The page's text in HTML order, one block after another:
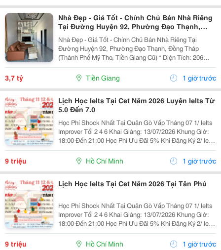
Nhà Đẹp - Giá Tốt - Chính Chủ Bán Nhà Riêng
Tại Đường Huyện 92, Phường Đạo Thạnh,
Đồng Tháp
Nhà Đẹp - Giá Tốt - Chính Chủ Bán Nhà Riêng Tại
Đường Huyện 92, Phường Đạo Thạnh, Đồng Tháp
(Thành Phố Mỹ Tho, Tiền Giang Cũ) * Diện Tích: 206
M&Sup2; * Giá Bán: 3,7 Tỷ (Có Thương Lượng). * Kết
Cấu: Nhà Xây 1 Tầng, 3Pn, 2Wc Phù Hợp Cho Gia...
3,7 tỷ Tiền Giang 1 giờ trước
Lịch Học Ielts Tại Cet Năm 2026 Luyện Ielts Từ
5.0 Đến 7.0
Học Phí Shock Nhất Tại Quận Gò Vấp Tháng 07 1/ Ielts
Improver Tối 2 4 6 Khai Giảng: 13/07/2026 Khung Giờ:
18:00 Đến 21:00 Học Phí Ưu Đãi 5% Khi Đăng Ký 2/ Ielts
Basic Tối 3 5 7 Khai Giảng: 07//07/2026 Khung Giờ:
18:00 Đến 21:00 ...
9 triệu Hồ Chí Minh 1 giờ trước
Lịch Học Ielts Tại Cet Năm 2026 Tại Tân Phú
Học Phí Shock Nhất Tại Quận Gò Vấp Tháng 07 1/ Ielts
Improver Tối 2 4 6 Khai Giảng: 13/07/2026 Khung Giờ:
18:00 Đến 21:00 Học Phí Ưu Đãi 5% Khi Đăng Ký 2/ Ielts
Basic Tối 3 5 7 Khai Giảng: 07//07/2026 Khung Giờ:
18:00 Đến 21:00 ...
9 triệu Hồ Chí Minh 1 giờ trước